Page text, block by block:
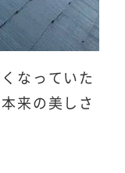
なっていた
来の美しさ